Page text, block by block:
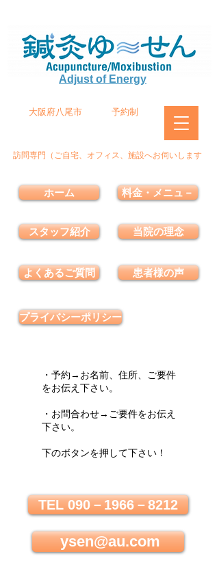
Adjust of Energy
大阪府八尾市 予約制
訪問専門（ご自宅、オフィス、施設へお伺いします
ホーム
スタッフ紹介
よくあるご質問
料金・メニュ－
当院の理念
患者様の声
プライバシーポリシー
・予約→お名前、住所、ご要件
をお伝え下さい。
・お問合わせ→ご要件をお伝え
下さい。
下のボタンを押して下さい！
TEL 090－1966－8212
ysen@au.com